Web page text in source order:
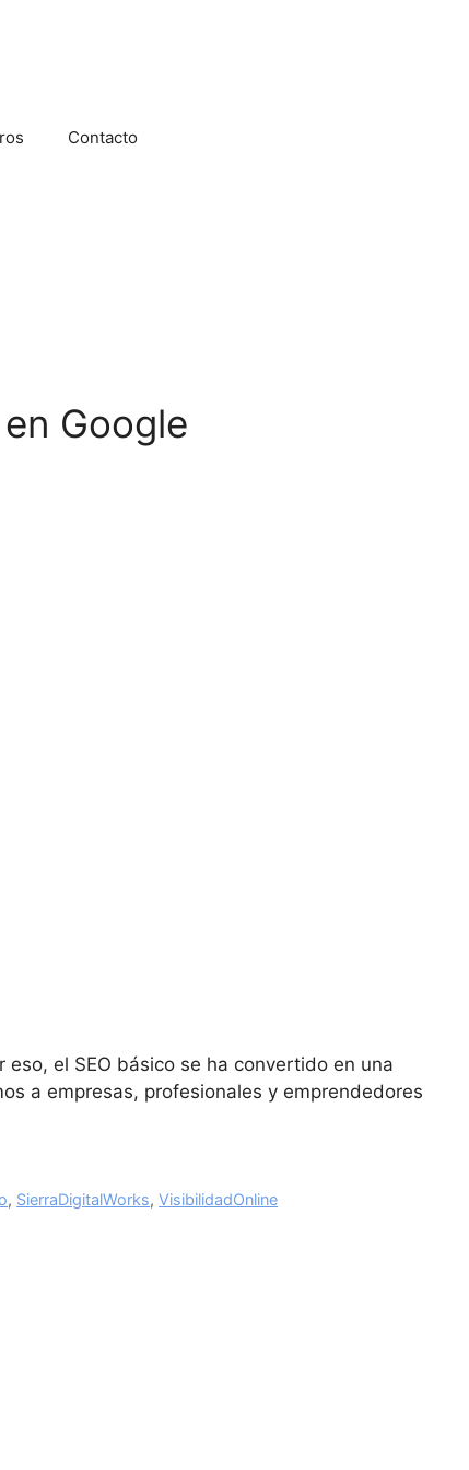
Contacto
Google
el SEO básico se ha convertido en una
a empresas, profesionales y emprendedores
, SierraDigitalWorks,VisibilidadOnline